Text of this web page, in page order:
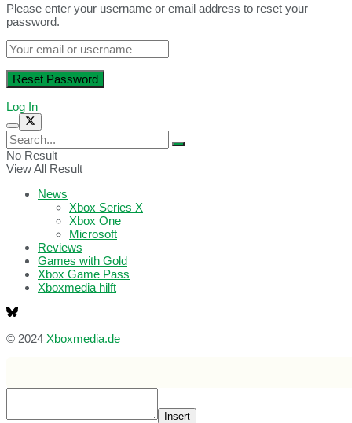
Please enter your username or email address to reset your
password.
Log In
No Result
View All Result
News
Xbox Series X
Xbox One
Microsoft
Reviews
Games with Gold
Xbox Game Pass
Xboxmedia hilft
© 2024 Xboxmedia.de
Insert